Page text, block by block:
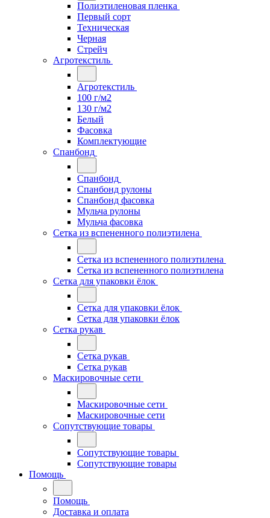
Полиэтиленовая пленка
Первый сорт
Техническая
Черная
Стрейч
Агротекстиль
Агротекстиль
100 г/м2
130 г/м2
Белый
Фасовка
Комплектующие
Спанбонд
Спанбонд
Спанбонд рулоны
Спанбонд фасовка
Мульча рулоны
Мульча фасовка
Сетка из вспененного полиэтилена
Сетка из вспененного полиэтилена
Сетка из вспененного полиэтилена
Сетка для упаковки ёлок
Сетка для упаковки ёлок
Сетка для упаковки ёлок
Сетка рукав
Сетка рукав
Сетка рукав
Маскировочные сети
Маскировочные сети
Маскировочные сети
Сопутствующие товары
Сопутствующие товары
Сопутствующие товары
Помощь
Помощь
Доставка и оплата